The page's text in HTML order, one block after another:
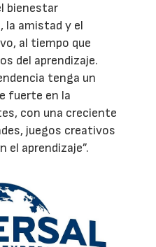
bienestar
la amistad y el
al tiempo que
del aprendizaje.
tenga un
fuerte en la
con una creciente
juegos creativos
el aprendizaje”.